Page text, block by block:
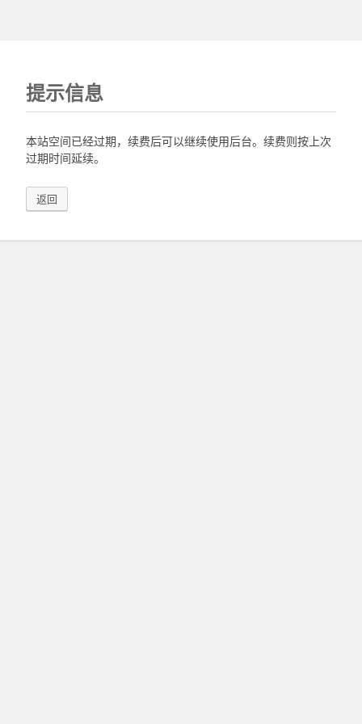
提示信息
本站空间已经过期，续费后可以继续使用后台。续费则按上次
过期时间延续。
返回